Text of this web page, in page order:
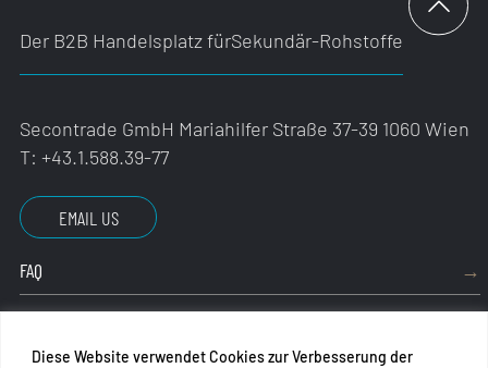
Diese Website verwendet Cookies zur Verbesserung der
Der B2B Handelsplatz fürSekundär-Rohstoffe
Secontrade GmbH Mariahilfer Straße 37-39 1060 Wien
T: +43.1.588.39-77
EMAIL US
FAQ
IMPRESSUM